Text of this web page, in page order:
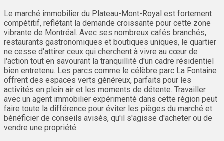
Le marché immobilier du Plateau-Mont-Royal est fortement
compétitif, reflétant la demande croissante pour cette zone
vibrante de Montréal. Avec ses nombreux cafés branchés,
restaurants gastronomiques et boutiques uniques, le quartier
ne cesse d'attirer ceux qui cherchent à vivre au cœur de
l'action tout en savourant la tranquillité d'un cadre résidentiel
bien entretenu. Les parcs comme le célèbre parc La Fontaine
offrent des espaces verts généreux, parfaits pour les
activités en plein air et les moments de détente. Travailler
avec un agent immobilier expérimenté dans cette région peut
faire toute la différence pour éviter les pièges du marché et
bénéficier de conseils avisés, qu'il s'agisse d'acheter ou de
vendre une propriété.